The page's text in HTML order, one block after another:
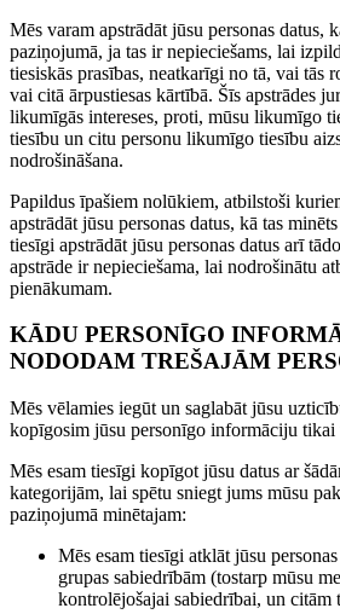
Mēs varam apstrādāt jūsu personas datus,
paziņojumā, ja tas ir nepieciešams, lai
tiesiskās prasības, neatkarīgi no tā, vai tās
vai citā ārpustiesas kārtībā. Šīs apstrādes
likumīgās intereses, proti, mūsu likumīgo
tiesību un citu personu likumīgo tiesību
nodrošināšana.
Papildus īpašiem nolūkiem, atbilstoši
apstrādāt jūsu personas datus, kā tas
tiesīgi apstrādāt jūsu personas datus arī
apstrāde ir nepieciešama, lai nodrošinātu
pienākumam.
KĀDU PERSONĪGO
NODODAM TREŠAJĀM
Mēs vēlamies iegūt un saglabāt jūsu
kopīgosim jūsu personīgo informāciju tikai
Mēs esam tiesīgi kopīgot jūsu datus ar
kategorijām, lai spētu sniegt jums mūsu
paziņojumā minētajam:
Mēs esam tiesīgi atklāt jūsu
grupas sabiedrībām (tostarp mūsu
kontrolējošajai sabiedrībai, un citām